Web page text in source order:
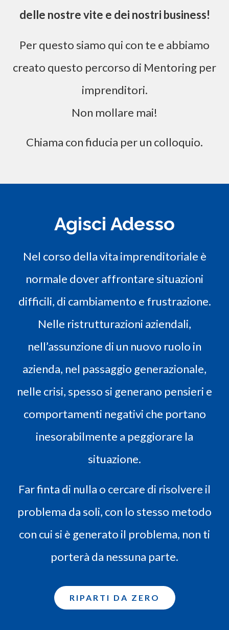
delle nostre vite e dei nostri business!
Per questo siamo qui con te e abbiamo
creato questo percorso di Mentoring per
imprenditori.
Non mollare mai!
Chiama con fiducia per un colloquio.
Agisci Adesso
Nel corso della vita imprenditoriale è
normale dover affrontare situazioni
difficili, di cambiamento e frustrazione.
Nelle ristrutturazioni aziendali,
nell’assunzione di un nuovo ruolo in
azienda, nel passaggio generazionale,
nelle crisi, spesso si generano pensieri e
comportamenti negativi che portano
inesorabilmente a peggiorare la
situazione.
Far finta di nulla o cercare di risolvere il
problema da soli, con lo stesso metodo
con cui si è generato il problema, non ti
porterà da nessuna parte.
RIPARTI DA ZERO